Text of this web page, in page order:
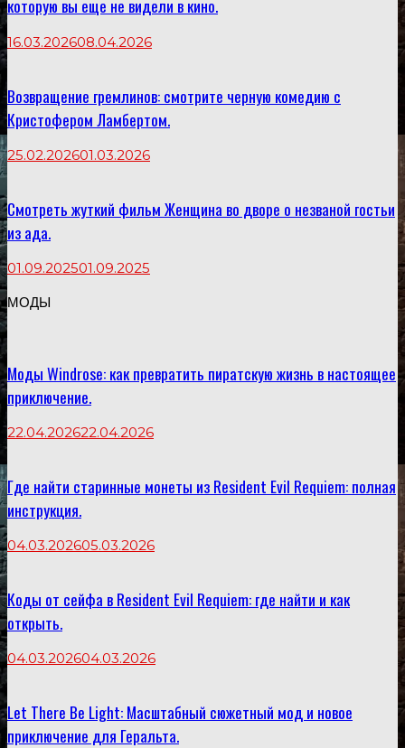
которую вы еще не видели в кино.
16.03.202608.04.2026
Возвращение гремлинов: смотрите черную комедию с
Кристофером Ламбертом.
25.02.202601.03.2026
Смотреть жуткий фильм Женщина во дворе о незваной гостьи
из ада.
01.09.202501.09.2025
МОДЫ
Моды Windrose: как превратить пиратскую жизнь в настоящее
приключение.
22.04.202622.04.2026
Где найти старинные монеты из Resident Evil Requiem: полная
инструкция.
04.03.202605.03.2026
Коды от сейфа в Resident Evil Requiem: где найти и как
открыть.
04.03.202604.03.2026
Let There Be Light: Масштабный сюжетный мод и новое
приключение для Геральта.